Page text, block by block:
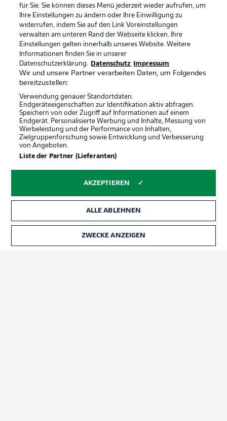
Sprachauswahl
Deutsch Anzeige Modus
Rechtliche Hinweise Voreinstellungen verwalten
Nutzungsbedingungen
für Sie. Sie können dieses Menü jederzeit wieder aufrufen, um
Ihre Einstellungen zu ändern oder Ihre Einwilligung zu
widerrufen, indem Sie auf den Link Voreinstellungen
verwalten am unteren Rand der Webseite klicken. Ihre
Einstellungen gelten innerhalb unseres Website. Weitere
Informationen finden Sie in unserer
Datenschutzerklärung.
Datenschutz Impressum
Wir und unsere Partner verarbeiten Daten, um Folgendes
bereitzustellen:
Verwendung genauer Standortdaten.
Endgeräteeigenschaften zur Identifikation aktiv abfragen.
Speichern von oder Zugriff auf Informationen auf einem
Endgerät. Personalisierte Werbung und Inhalte, Messung von
Werbeleistung und der Performance von Inhalten,
Zielgruppenforschung sowie Entwicklung und Verbesserung
von Angeboten.
Liste der Partner (Lieferanten)
AKZEPTIEREN
ALLE ABLEHNEN
ZWECKE ANZEIGEN